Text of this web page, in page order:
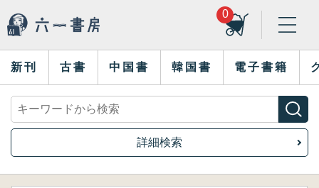
0
新刊 古書 中国書 韓国書 電子書籍
詳細検索